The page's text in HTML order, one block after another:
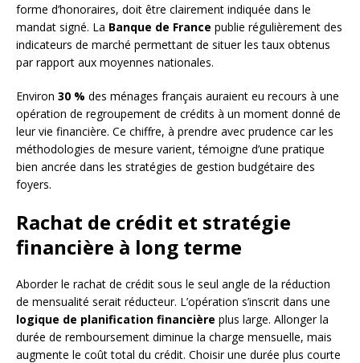
forme d’honoraires, doit être clairement indiquée dans le
mandat signé. La Banque de France publie régulièrement des
indicateurs de marché permettant de situer les taux obtenus
par rapport aux moyennes nationales.
Environ 30 % des ménages français auraient eu recours à une
opération de regroupement de crédits à un moment donné de
leur vie financière. Ce chiffre, à prendre avec prudence car les
méthodologies de mesure varient, témoigne d’une pratique
bien ancrée dans les stratégies de gestion budgétaire des
foyers.
Rachat de crédit et stratégie
financière à long terme
Aborder le rachat de crédit sous le seul angle de la réduction
de mensualité serait réducteur. L’opération s’inscrit dans une
logique de planification financière plus large. Allonger la
durée de remboursement diminue la charge mensuelle, mais
augmente le coût total du crédit. Choisir une durée plus courte